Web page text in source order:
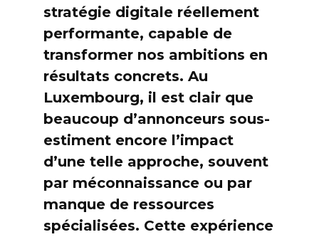
stratégie digitale réellement
performante, capable de
transformer nos ambitions en
résultats concrets. Au
Luxembourg, il est clair que
beaucoup d’annonceurs sous-
estiment encore l’impact
d’une telle approche, souvent
par méconnaissance ou par
manque de ressources
spécialisées. Cette expérience